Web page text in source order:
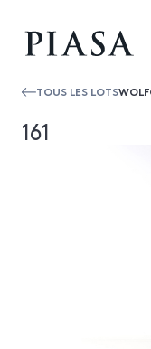
TOUS LES LOTS
161